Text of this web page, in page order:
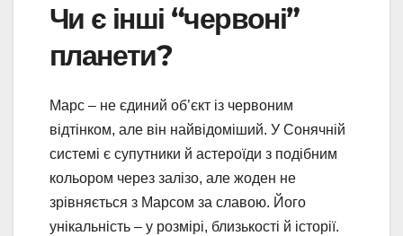
Чи є інші “червоні”
планети?
Марс – не єдиний об’єкт із червоним
відтінком, але він найвідоміший. У Сонячній
системі є супутники й астероїди з подібним
кольором через залізо, але жоден не
зрівняється з Марсом за славою. Його
унікальність – у розмірі, близькості й історії.